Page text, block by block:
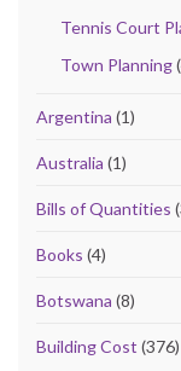
Tennis Court
Town Planning
Argentina (1)
Australia (1)
Bills of Quantities
Books (4)
Botswana (8)
Building Cost (376)